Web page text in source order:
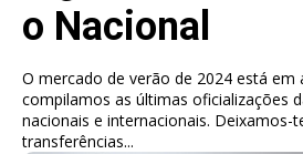
o Nacional
O mercado de verão de 2024 está em
compilamos as últimas oficializações
nacionais e internacionais. Deixamos-te com as
transferências...